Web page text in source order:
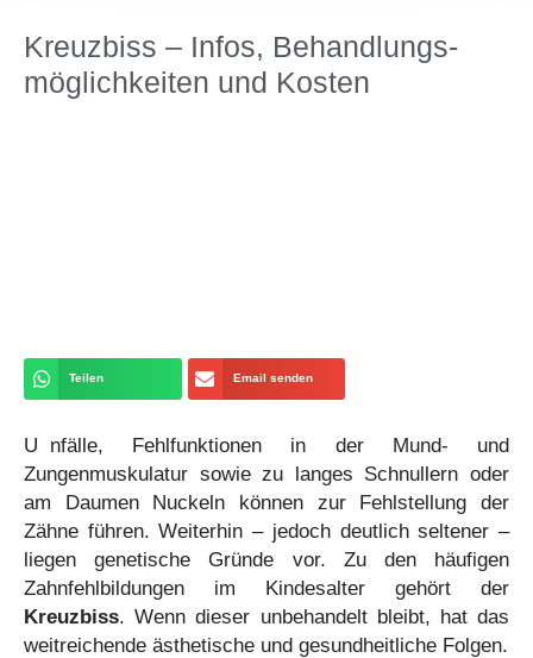
Kreuzbiss – Infos, Behandlungs­
möglichkeiten und Kosten
Teilen Email senden
U
nfälle, Fehlfunktionen in der Mund- und
Zungenmuskulatur sowie zu langes Schnullern oder
am Daumen Nuckeln können zur Fehlstellung der
Zähne führen. Weiterhin – jedoch deutlich seltener –
liegen genetische Gründe vor. Zu den häufigen
Zahnfehlbildungen im Kindesalter gehört der
Kreuzbiss. Wenn dieser unbehandelt bleibt, hat das
weitreichende ästhetische und gesundheitliche Folgen.